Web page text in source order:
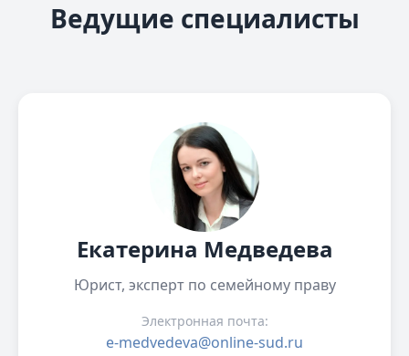
Ведущие специалисты
Екатерина Медведева
Юрист, эксперт по семейному праву
Электронная почта:
e-medvedeva@online-sud.ru